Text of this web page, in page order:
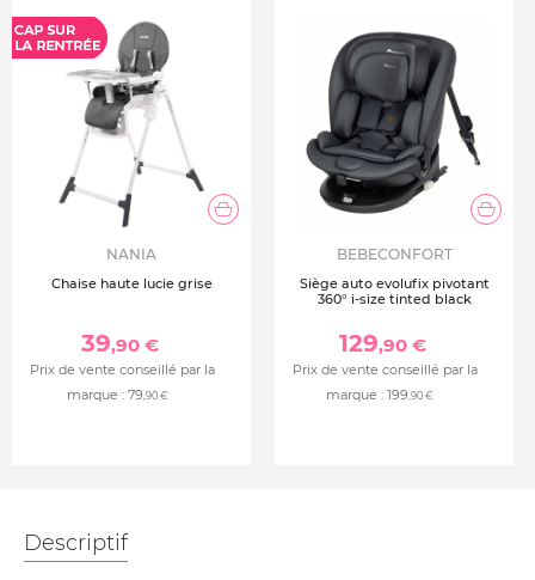
NANIA
Chaise haute lucie grise
39,90 €
Prix de vente conseillé par la
marque : 79,90 €
BEBECONFORT
Siège auto evolufix pivotant
360° i-size tinted black
129,90 €
Prix de vente conseillé par la
marque : 199,90 €
Descriptif